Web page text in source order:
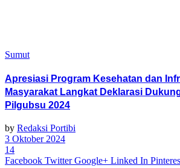
Sumut
Apresiasi Program Kesehatan dan
Masyarakat Langkat Deklarasi
Pilgubsu 2024
by Redaksi Portibi
3 Oktober 2024
14
Facebook Twitter Google+ Linked In